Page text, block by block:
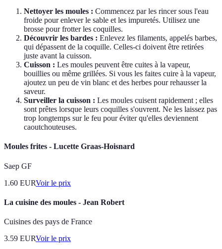
Nettoyer les moules : Commencez par les rincer sous l'eau
froide pour enlever le sable et les impuretés. Utilisez une
brosse pour frotter les coquilles.
Découvrir les bardes : Enlevez les filaments, appelés barbes,
qui dépassent de la coquille. Celles-ci doivent être retirées
juste avant la cuisson.
Cuisson : Les moules peuvent être cuites à la vapeur,
bouillies ou même grillées. Si vous les faites cuire à la vapeur,
ajoutez un peu de vin blanc et des herbes pour rehausser la
saveur.
Surveiller la cuisson : Les moules cuisent rapidement ; elles
sont prêtes lorsque leurs coquilles s'ouvrent. Ne les laissez pas
trop longtemps sur le feu pour éviter qu'elles deviennent
caoutchouteuses.
Moules frites - Lucette Graas-Hoisnard
Saep GF
1.60 EURVoir le prix
La cuisine des moules - Jean Robert
Cuisines des pays de France
3.59 EURVoir le prix